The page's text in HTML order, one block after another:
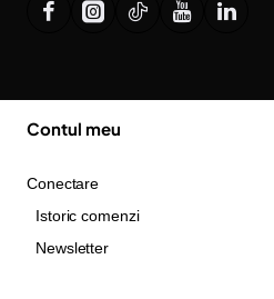
Contul meu
Conectare
Istoric comenzi
Newsletter